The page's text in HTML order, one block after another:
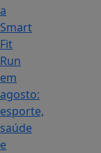
a
Smart
Fit
Run
em
agosto:
esporte,
saúde
e